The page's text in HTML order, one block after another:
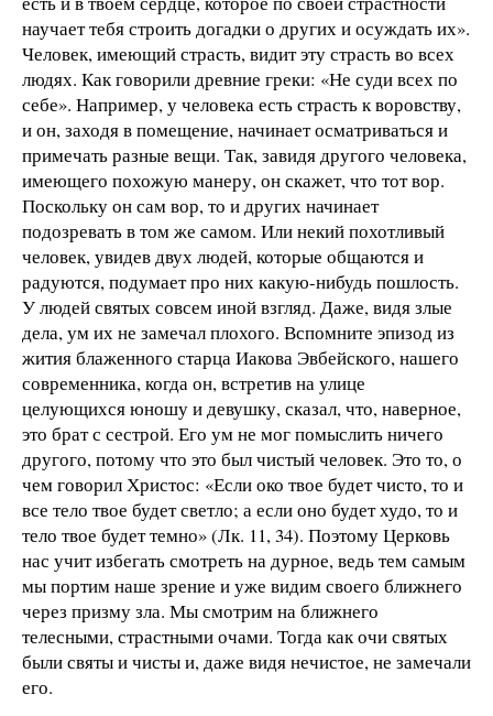
научает тебя строить догадки о других и осуждать их».
Человек, имеющий страсть, видит эту страсть во всех
людях. Как говорили древние греки: «Не суди всех по
себе». Например, у человека есть страсть к воровству,
и он, заходя в помещение, начинает осматриваться и
примечать разные вещи. Так, завидя другого человека,
имеющего похожую манеру, он скажет, что тот вор.
Поскольку он сам вор, то и других начинает
подозревать в том же самом. Или некий похотливый
человек, увидев двух людей, которые общаются и
радуются, подумает про них какую-нибудь пошлость.
У людей святых совсем иной взгляд. Даже, видя злые
дела, ум их не замечал плохого. Вспомните эпизод из
жития блаженного старца Иакова Эвбейского, нашего
современника, когда он, встретив на улице
целующихся юношу и девушку, сказал, что, наверное,
это брат с сестрой. Его ум не мог помыслить ничего
другого, потому что это был чистый человек. Это то, о
чем говорил Христос: «Если око твое будет чисто, то и
все тело твое будет светло; а если оно будет худо, то и
тело твое будет темно» (Лк. 11, 34). Поэтому Церковь
нас учит избегать смотреть на дурное, ведь тем самым
мы портим наше зрение и уже видим своего ближнего
через призму зла. Мы смотрим на ближнего
телесными, страстными очами. Тогда как очи святых
были святы и чисты и, даже видя нечистое, не замечали
его.